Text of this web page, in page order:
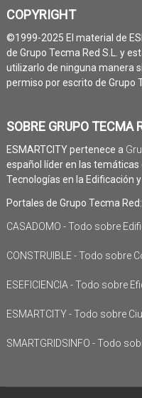
COPYRIGHT
©1999-2025 El material de
de Grupo Tecma Red S.L. y
utilizarlo de ninguna manera
permiso por escrito de Grupo
SOBRE GRUPO TECMA
ESMARTCITY pertenece a
español líder en las temáticas
Tecnologías en la Edificación y
Portales de Grupo Tecma Red:
CASADOMO - Todo sobre
CONSTRUIBLE - Todo sobre
ESEFICIENCIA - Todo sobre
ESMARTCITY - Todo sobre
SMARTGRIDSINFO - Todo